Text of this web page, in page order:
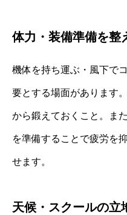
体力・装備準備を整
機体を持ち運ぶ・風下で
要とする場面があります
から鍛えておくこと。ま
を準備することで疲労を
せます。
天候・スクールの立